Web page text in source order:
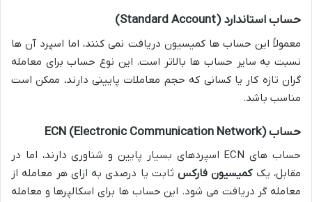
حساب استاندارد (Standard Account)
معمولاً این حساب ها کمیسیون دریافت نمی کنند، اما اسپرد آن ها
نسبت به سایر حساب ها بالاتر است. این نوع حساب برای معامله
گران تازه کار یا کسانی که حجم معاملات پایینی دارند، ممکن است
مناسب باشد.
حساب ECN (Electronic Communication Network)
حساب های ECN اسپردهای بسیار پایین و شناوری دارند، اما در
مقابل، یککمیسیون فارکسثابت یا درصدی به ازای هر معامله از
معامله گر دریافت می شود. این حساب ها برای اسکالپرها و معامله